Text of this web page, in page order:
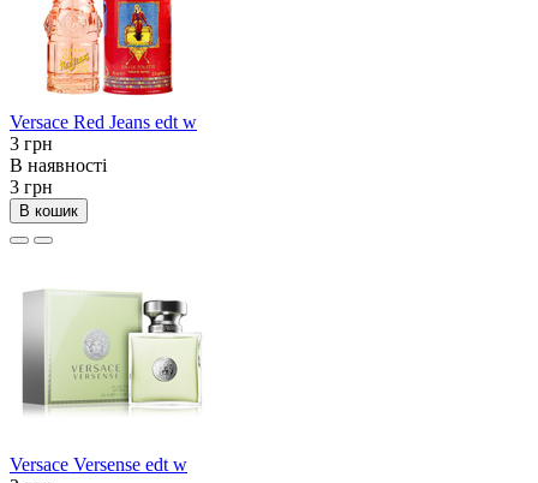
Versace Red Jeans edt w
3 грн
В наявності
3 грн
В кошик
Versace Versense edt w